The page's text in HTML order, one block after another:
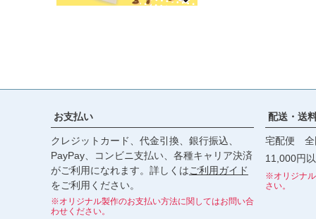
お支払い
クレジットカード、代金引換、銀行振込、
PayPay、コンビニ支払い、各種キャリア決済
がご利用になれます。詳しくはご利用ガイド
をご利用ください。
※オリジナル製作のお支払い方法に関してはお問い合
わせください。
配送・送
宅配便 全
11,000円
※オリジナ
さい。